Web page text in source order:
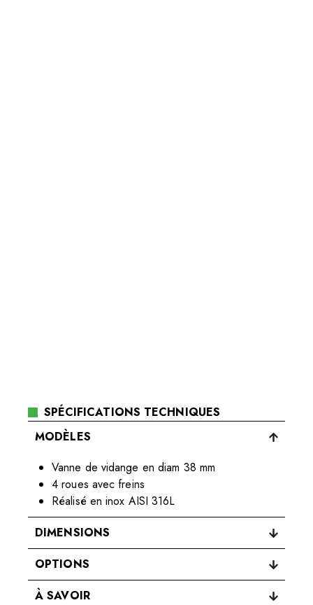
SPÉCIFICATIONS TECHNIQUES
MODÈLES
Vanne de vidange en diam 38 mm
4 roues avec freins
Réalisé en inox AISI 316L
DIMENSIONS
OPTIONS
À SAVOIR